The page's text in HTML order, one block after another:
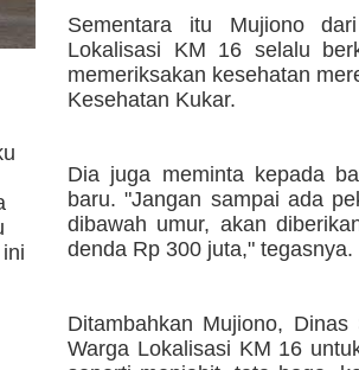
Sementara itu Mujiono
Lokalisasi KM 16 selalu
memeriksakan kesehatan
Kesehatan Kukar.
Dia juga meminta kepada
baru. "Jangan sampai ada
dibawah umur, akan
denda Rp 300 juta," tegasnya.
Ditambahkan Mujiono,
Warga Lokalisasi KM 16